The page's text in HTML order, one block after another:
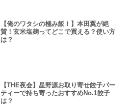
【俺のワタシの極み飯！】本田翼が絶
賛！玄米塩麹ってどこで買える？使い方
は？
【THE夜会】星野源お取り寄せ餃子パー
ティーで持ち寄ったおすすめNo.1餃子
は？